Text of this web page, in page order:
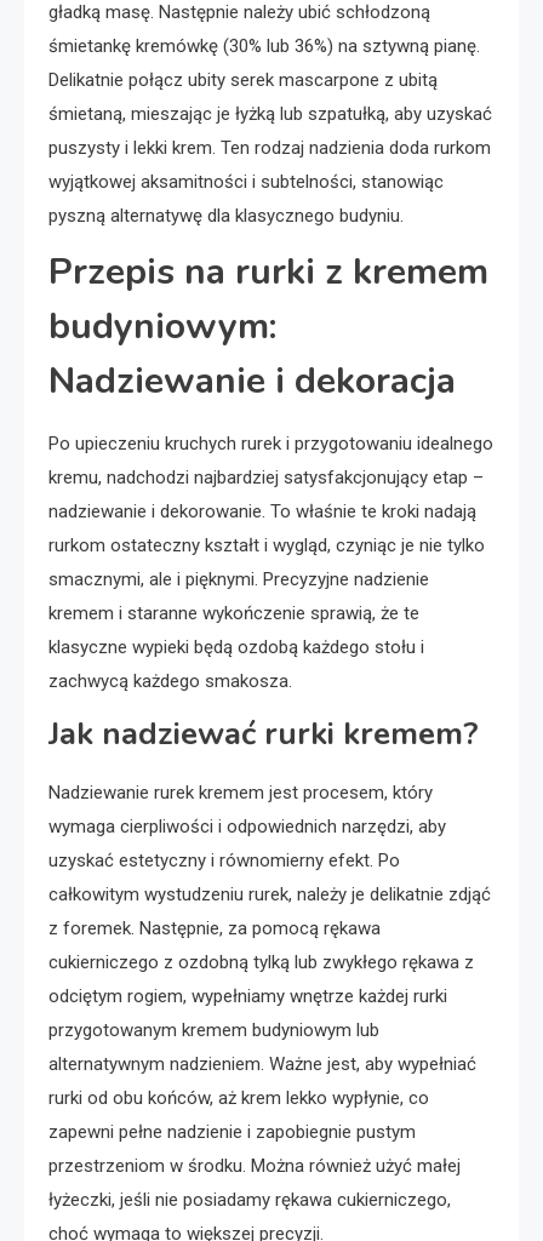
gładką masę. Następnie należy ubić schłodzoną
śmietankę kremówkę (30% lub 36%) na sztywną pianę.
Delikatnie połącz ubity serek mascarpone z ubitą
śmietaną, mieszając je łyżką lub szpatułką, aby uzyskać
puszysty i lekki krem. Ten rodzaj nadzienia doda rurkom
wyjątkowej aksamitności i subtelności, stanowiąc
pyszną alternatywę dla klasycznego budyniu.
Przepis na rurki z kremem
budyniowym:
Nadziewanie i dekoracja
Po upieczeniu kruchych rurek i przygotowaniu idealnego
kremu, nadchodzi najbardziej satysfakcjonujący etap –
nadziewanie i dekorowanie. To właśnie te kroki nadają
rurkom ostateczny kształt i wygląd, czyniąc je nie tylko
smacznymi, ale i pięknymi. Precyzyjne nadzienie
kremem i staranne wykończenie sprawią, że te
klasyczne wypieki będą ozdobą każdego stołu i
zachwycą każdego smakosza.
Jak nadziewać rurki kremem?
Nadziewanie rurek kremem jest procesem, który
wymaga cierpliwości i odpowiednich narzędzi, aby
uzyskać estetyczny i równomierny efekt. Po
całkowitym wystudzeniu rurek, należy je delikatnie zdjąć
z foremek. Następnie, za pomocą rękawa
cukierniczego z ozdobną tylką lub zwykłego rękawa z
odciętym rogiem, wypełniamy wnętrze każdej rurki
przygotowanym kremem budyniowym lub
alternatywnym nadzieniem. Ważne jest, aby wypełniać
rurki od obu końców, aż krem lekko wypłynie, co
zapewni pełne nadzienie i zapobiegnie pustym
przestrzeniom w środku. Można również użyć małej
łyżeczki, jeśli nie posiadamy rękawa cukierniczego,
choć wymaga to większej precyzji.